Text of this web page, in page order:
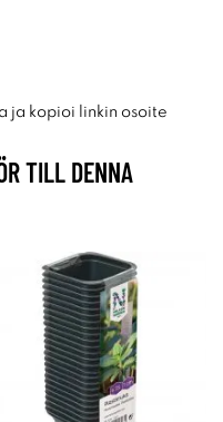
ja kopioi linkin osoite
TILL DENNA